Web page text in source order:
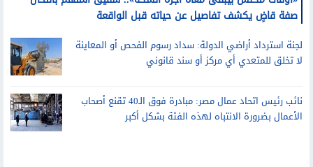
«أوقات مكنش بيبقى معاه أجرة السكة».. شقيق المتهم بانتحال
صفة قاضٍ يكشف تفاصيل عن حياته قبل الواقعة
لجنة استرداد أراضي الدولة: سداد رسوم الفحص أو المعاينة
لا تخلق للمتعدي أي مركز أو سند قانوني
نائب رئيس اتحاد عمال مصر: مبادرة فوق الـ40 تقنع أصحاب
الأعمال بضرورة الانتباه لهذه الفئة بشكل أكبر